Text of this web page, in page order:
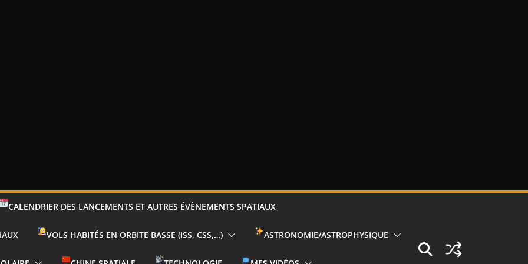
CALENDRIER DES LANCEMENTS ET AUTRES ÉVÈNEMENTS SPATIAUX
VOLS HABITÉS EN ORBITE BASSE (ISS, CSS,…) ASTRONOMIE/ASTROPHYSIQUE